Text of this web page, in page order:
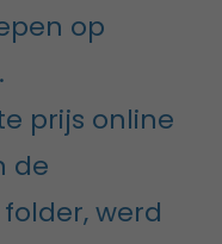
op
prijs online
de
werd